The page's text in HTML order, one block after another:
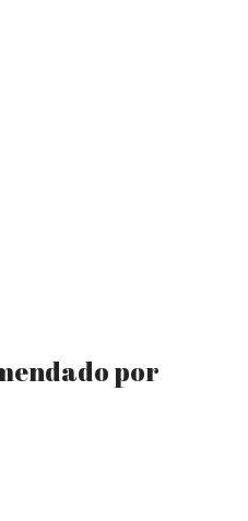
por